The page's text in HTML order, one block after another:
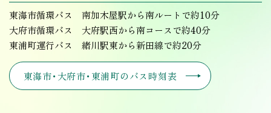
東海市循環バス 南加木屋駅から南ルートで約10分
大府市循環バス 大府駅西から南コースで約40分
東浦町運行バス 緒川駅東から新田線で約20分
東海市･大府市･東浦町のバス時刻表